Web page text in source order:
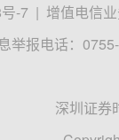
-7 | 增值电信
举报电话：
深圳证券